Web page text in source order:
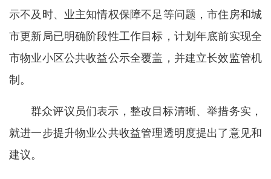
示不及时、业主知情权保障不足等问题，市住房和城
市更新局已明确阶段性工作目标，计划年底前实现全
市物业小区公共收益公示全覆盖，并建立长效监管机
制。
群众评议员们表示，整改目标清晰、举措务实，
就进一步提升物业公共收益管理透明度提出了意见和
建议。